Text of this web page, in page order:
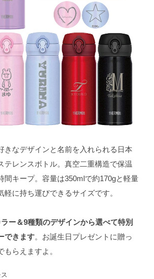
きなデザインと名前を入れられる日本
テレンスボトル。真空二重構造で保温
間キープ。容量は350mlで約170gと軽量
軽に持ち運びできるサイズです。
ー＆9種類のデザインから選べて特別
できます。お誕生日プレゼントに贈っ
もらえますよ。